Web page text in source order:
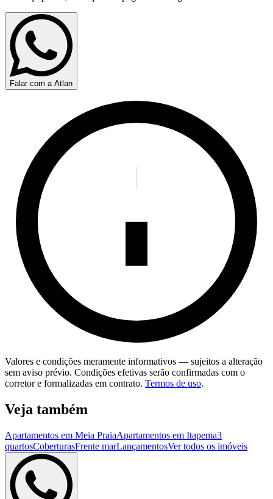
Falar com a Atlan
Valores e condições meramente informativos — sujeitos a alteração
sem aviso prévio. Condições efetivas serão confirmadas com o
corretor e formalizadas em contrato. Termos de uso.
Veja também
Apartamentos em Meia PraiaApartamentos em Itapema3
quartosCoberturasFrente marLançamentosVer todos os imóveis